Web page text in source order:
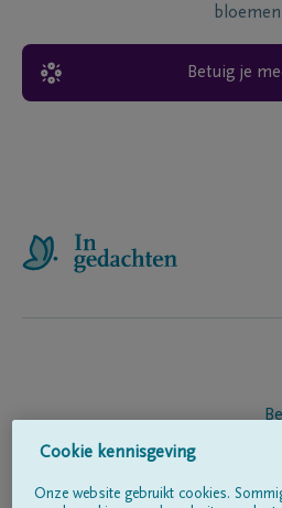
bloemen
Betuig je
Cookie kennisgeving
Onze website gebruikt cookies.